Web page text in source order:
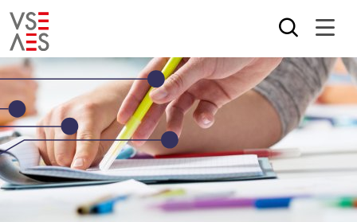
Salta
al
contenuto
principale